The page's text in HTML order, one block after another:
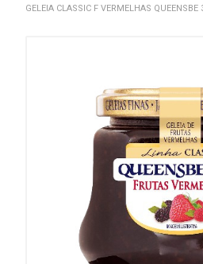
GELEIA CLASSIC F VERMELHAS QUEENSBE